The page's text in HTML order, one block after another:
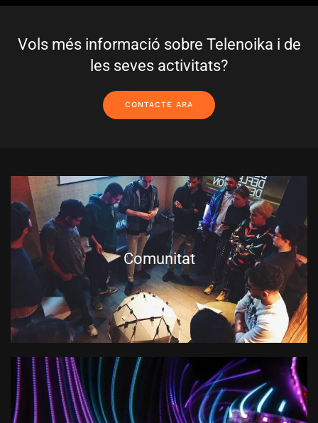
Vols més informació sobre Telenoika i de
les seves activitats?
CONTACTE ARA
Comunitat